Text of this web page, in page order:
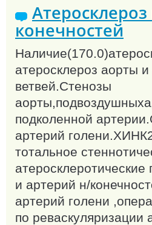
конечностей
атеросклероз аорты и
ветвей.Стенозы
подколенной
артерий
тотальное
и артерий н/
артерий голени
по реваскуляризации